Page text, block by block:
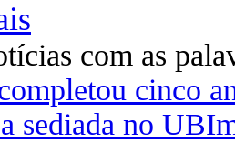
com as
cinco
sediada no